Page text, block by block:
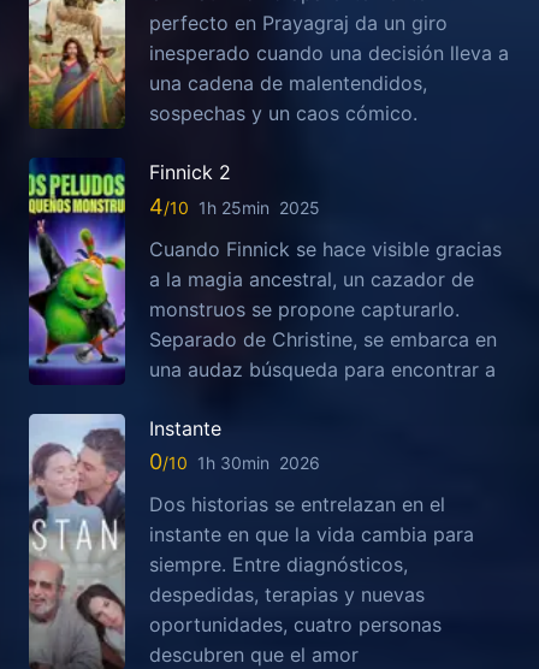
perfecto en Prayagraj da un giro
inesperado cuando una decisión lleva a
una cadena de malentendidos,
sospechas y un caos cómico.
Finnick 2
4 1h 25min 2025
Cuando Finnick se hace visible gracias
a la magia ancestral, un cazador de
monstruos se propone capturarlo.
Separado de Christine, se embarca en
una audaz búsqueda para encontrar a
Instante
0 1h 30min 2026
Dos historias se entrelazan en el
instante en que la vida cambia para
siempre. Entre diagnósticos,
despedidas, terapias y nuevas
oportunidades, cuatro personas
descubren que el amor